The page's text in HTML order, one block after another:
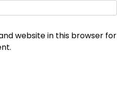
website in this browser for